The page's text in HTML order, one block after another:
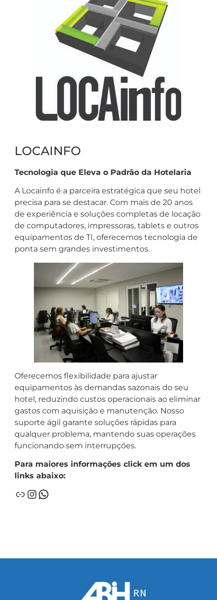
LOCAINFO
Tecnologia que Eleva o Padrão da Hotelaria
A Locainfo é a parceira estratégica que seu hotel
precisa para se destacar. Com mais de 20 anos
de experiência e soluções completas de locação
de computadores, impressoras, tablets e outros
equipamentos de TI, oferecemos tecnologia de
ponta sem grandes investimentos.
Oferecemos flexibilidade para ajustar
equipamentos às demandas sazonais do seu
hotel, reduzindo custos operacionais ao eliminar
gastos com aquisição e manutenção. Nosso
suporte ágil garante soluções rápidas para
qualquer problema, mantendo suas operações
funcionando sem interrupções.
Para maiores informações click em um dos
links abaixo: